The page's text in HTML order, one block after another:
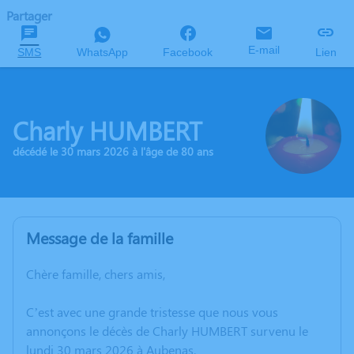
Partager
SMS WhatsApp Facebook E-mail Lien
Charly HUMBERT
décédé le 30 mars 2026 à l'âge de 80 ans
Message de la famille
Chère famille, chers amis,
C’est avec une grande tristesse que nous vous
annonçons le décès de Charly HUMBERT survenu le
lundi 30 mars 2026 à Aubenas.